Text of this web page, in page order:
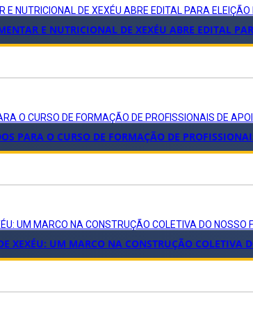
NUTRICIONAL DE XEXÉU ABRE EDITAL PARA
E NUTRICIONAL DE XEXÉU ABRE EDITAL
O CURSO DE FORMAÇÃO DE PROFISSIONAIS DE
PARA O CURSO DE FORMAÇÃO DE
UM MARCO NA CONSTRUÇÃO COLETIVA DO NOSSO
XEXÉU: UM MARCO NA CONSTRUÇÃO COLETIVA